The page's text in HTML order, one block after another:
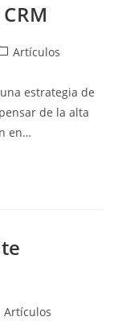
Artículos
estrategia de
de la alta
en…
Artículos